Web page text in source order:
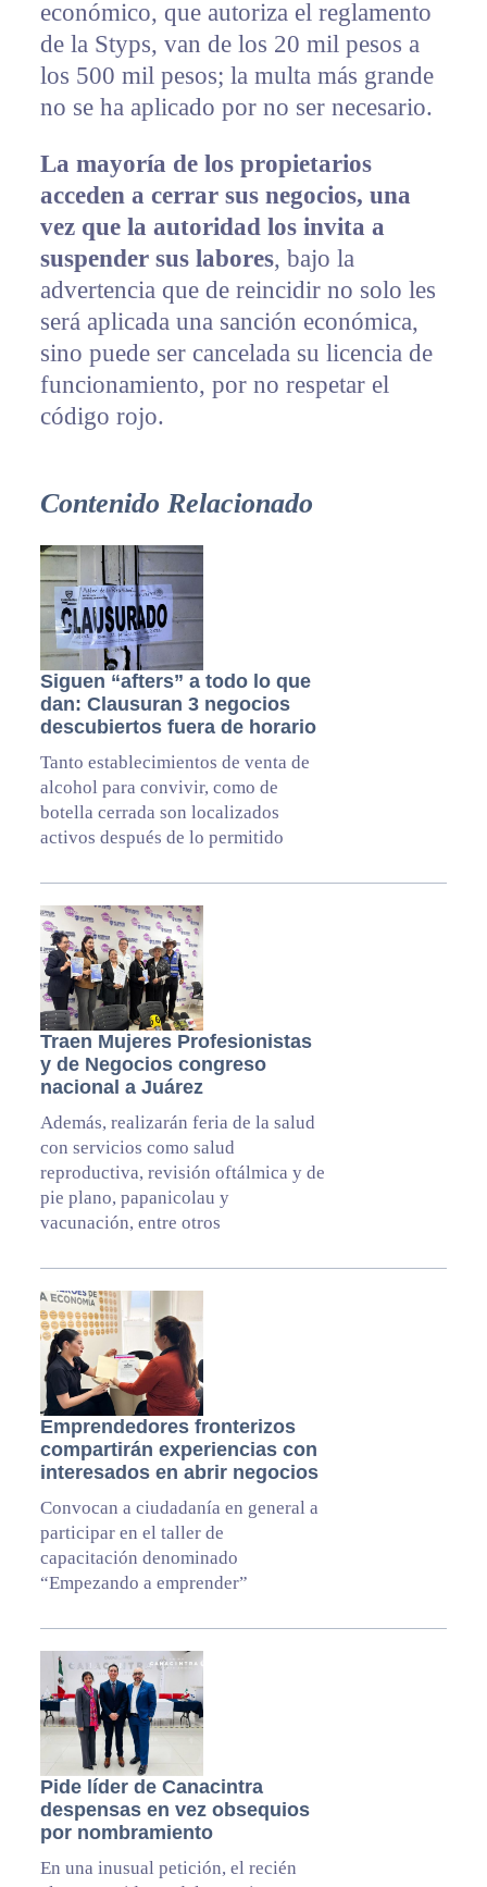
económico, que autoriza el reglamento
de la Styps, van de los 20 mil pesos a
los 500 mil pesos; la multa más grande
no se ha aplicado por no ser necesario.
La mayoría de los propietarios
acceden a cerrar sus negocios, una
vez que la autoridad los invita a
suspender sus labores, bajo la
advertencia que de reincidir no solo les
será aplicada una sanción económica,
sino puede ser cancelada su licencia de
funcionamiento, por no respetar el
código rojo.
Contenido Relacionado
Siguen “afters” a todo lo que
dan: Clausuran 3 negocios
descubiertos fuera de horario
Tanto establecimientos de venta de
alcohol para convivir, como de
botella cerrada son localizados
activos después de lo permitido
Traen Mujeres Profesionistas
y de Negocios congreso
nacional a Juárez
Además, realizarán feria de la salud
con servicios como salud
reproductiva, revisión oftálmica y de
pie plano, papanicolau y
vacunación, entre otros
Emprendedores fronterizos
compartirán experiencias con
interesados en abrir negocios
Convocan a ciudadanía en general a
participar en el taller de
capacitación denominado
“Empezando a emprender”
Pide líder de Canacintra
despensas en vez obsequios
por nombramiento
En una inusual petición, el recién